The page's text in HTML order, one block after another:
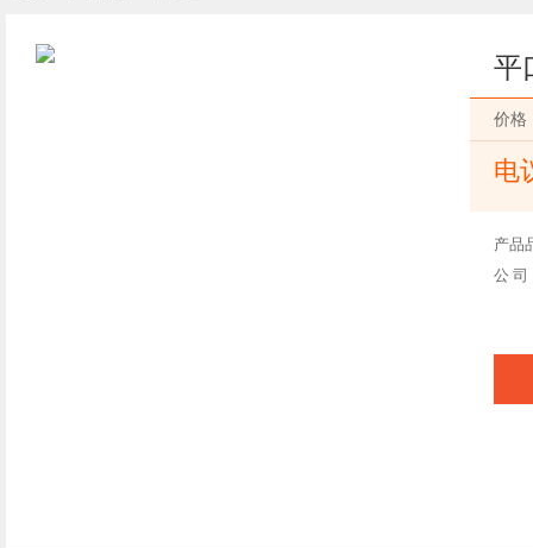
平
价格
电
产品
公 司